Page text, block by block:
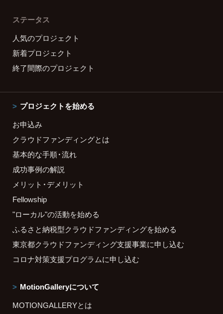
ステータス
人気のプロジェクト
新着プロジェクト
終了間際のプロジェクト
プロジェクトを始める
お申込み
クラウドファンディングとは
基本的な手順・流れ
成功事例の解説
メリット・デメリット
Fellowship
"ローカル"の活動を始める
ふるさと納税型クラウドファンディングを始める
東京都クラウドファンディング支援事業に申し込む
コロナ対策支援プログラムに申し込む
MotionGalleryについて
MOTIONGALLERYとは